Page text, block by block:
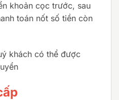
khoản cọc trước, sau
toán nốt số tiền còn
khách có thể được